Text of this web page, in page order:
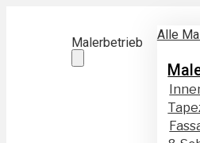
Malerbetrieb
Alle